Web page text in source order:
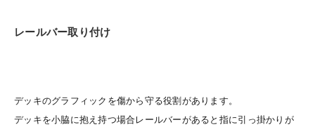
レールバー取り付け
デッキのグラフィックを傷から守る役割があります。
デッキを小脇に抱え持つ場合レールバーがあると指に引っ掛かりが